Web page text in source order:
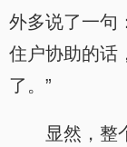
外多说了一句
住户协助的话
了。”
显然，整